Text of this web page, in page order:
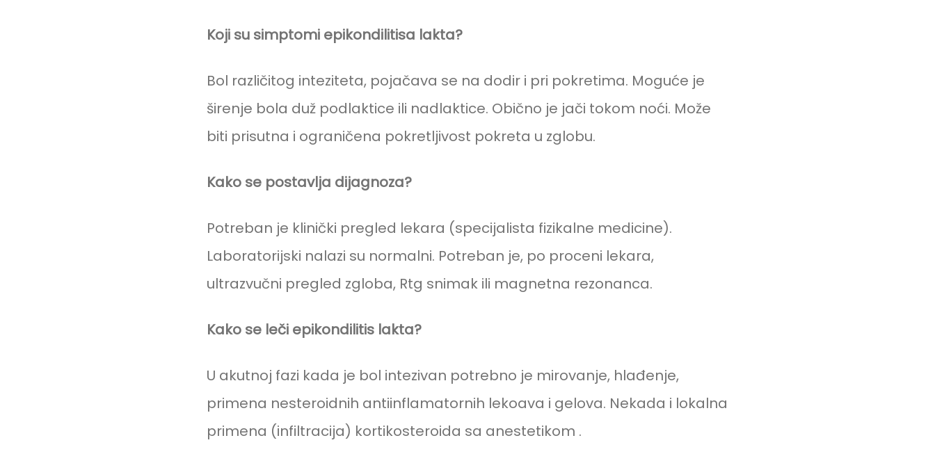
Koji su simptomi epikondilitisa lakta?
Bol različitog inteziteta, pojačava se na dodir i pri pokretima. Moguće je
širenje bola duž podlaktice ili nadlaktice. Obično je jači tokom noći. Može
biti prisutna i ograničena pokretljivost pokreta u zglobu.
Kako se postavlja dijagnoza?
Potreban je klinički pregled lekara (specijalista fizikalne medicine).
Laboratorijski nalazi su normalni. Potreban je, po proceni lekara,
ultrazvučni pregled zgloba, Rtg snimak ili magnetna rezonanca.
Kako se leči epikondilitis lakta?
U akutnoj fazi kada je bol intezivan potrebno je mirovanje, hlađenje,
primena nesteroidnih antiinflamatornih lekoava i gelova. Nekada i lokalna
primena (infiltracija) kortikosteroida sa anestetikom .